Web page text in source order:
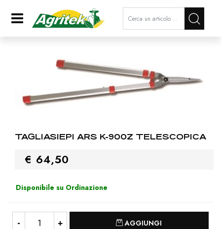
Open La modifica di un filtro
TAGLIASIEPI ARS K-900Z TELESCOPICA
€ 64,50
Disponibile su Ordinazione
AGGIUNGI